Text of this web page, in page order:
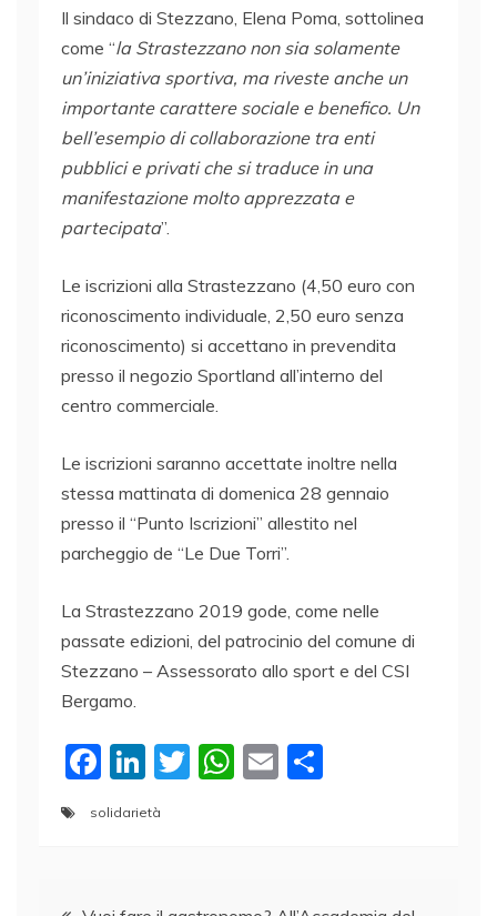
Il sindaco di Stezzano, Elena Poma, sottolinea
come “la Strastezzano non sia solamente
un’iniziativa sportiva, ma riveste anche un
importante carattere sociale e benefico. Un
bell’esempio di collaborazione tra enti
pubblici e privati che si traduce in una
manifestazione molto apprezzata e
partecipata”.
Le iscrizioni alla Strastezzano (4,50 euro con
riconoscimento individuale, 2,50 euro senza
riconoscimento) si accettano in prevendita
presso il negozio Sportland all’interno del
centro commerciale.
Le iscrizioni saranno accettate inoltre nella
stessa mattinata di domenica 28 gennaio
presso il “Punto Iscrizioni” allestito nel
parcheggio de “Le Due Torri”.
La Strastezzano 2019 gode, come nelle
passate edizioni, del patrocinio del comune di
Stezzano – Assessorato allo sport e del CSI
Bergamo.
F
a
b
Li
n
dI
T
W
A
E
vi
solidarietà